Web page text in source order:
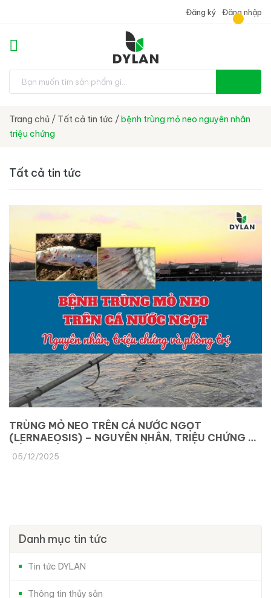
Đăng ký Đăng nhập
Trang chủ / Tất cả tin tức /bệnh trùng mỏ neo nguyên nhân
triệu chứng
Tất cả tin tức
TRÙNG MỎ NEO TRÊN CÁ NƯỚC NGỌT
(LERNAEOSIS) – NGUYÊN NHÂN, TRIỆU CHỨNG VÀ
CÁCH PHÒNG TRỊ HIỆU QUẢ
05/12/2025
Danh mục tin tức
Tin tức DYLAN
Thông tin thủy sản